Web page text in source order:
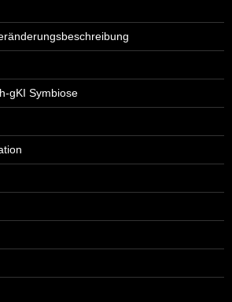
gKI Symbiose